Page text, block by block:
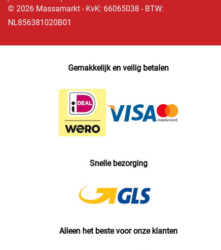
© 2026 Massamarkt - KvK: 66065038 - BTW:
NL856381020B01
Gemakkelijk en veilig betalen
Snelle bezorging
Alleen het beste voor onze klanten